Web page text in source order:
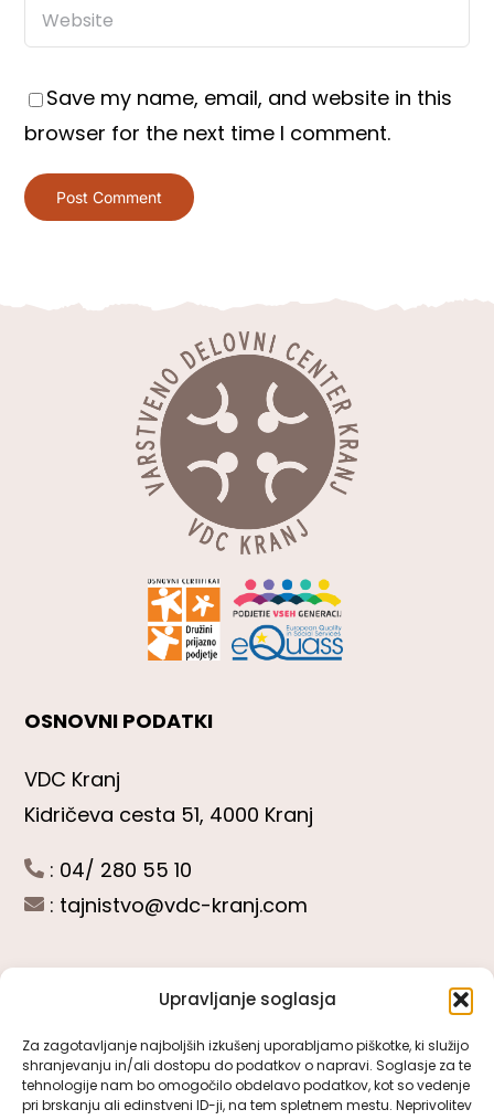
Upravljanje soglasja
Za zagotavljanje najboljših izkušenj uporabljamo piškotke, ki služijo
shranjevanju in/ali dostopu do podatkov o napravi. Soglasje za te
tehnologije nam bo omogočilo obdelavo podatkov, kot so vedenje
pri brskanju ali edinstveni ID-ji, na tem spletnem mestu. Neprivolitev
Save my name, email, and website in this
browser for the next time I comment.
OSNOVNI PODATKI
VDC Kranj
Kidričeva cesta 51, 4000 Kranj
: 04/ 280 55 10
: tajnistvo@vdc-kranj.com
Toggle
Navigation